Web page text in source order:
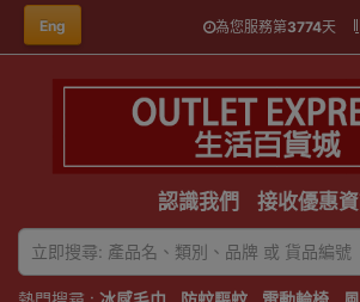
Eng 為您服務第3774天
認識我們 接收優惠